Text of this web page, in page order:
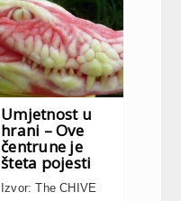
Umjetnost u
hrani – Ove
čentrune je
šteta pojesti
Izvor: The CHIVE